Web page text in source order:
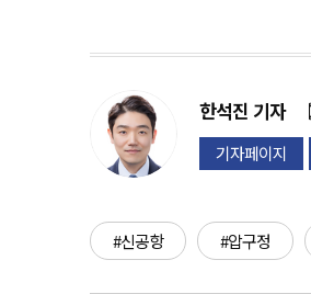
한석진 기자
기자페이지
#신공항 #압구정